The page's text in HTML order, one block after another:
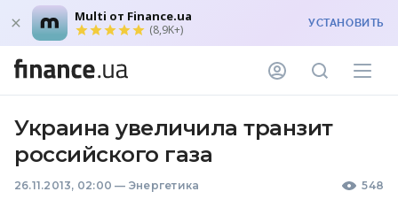
Multi от Finance.ua
(8,9K+) УСТАНОВИТЬ
Украина увеличила транзит
российского газа
26.11.2013, 02:00 — Энергетика 548